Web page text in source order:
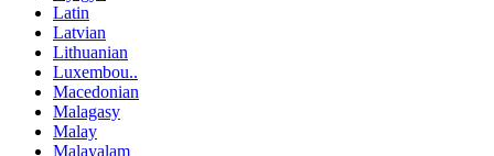
Latin
Latvian
Lithuanian
Luxembou..
Macedonian
Malagasy
Malay
Malayalam